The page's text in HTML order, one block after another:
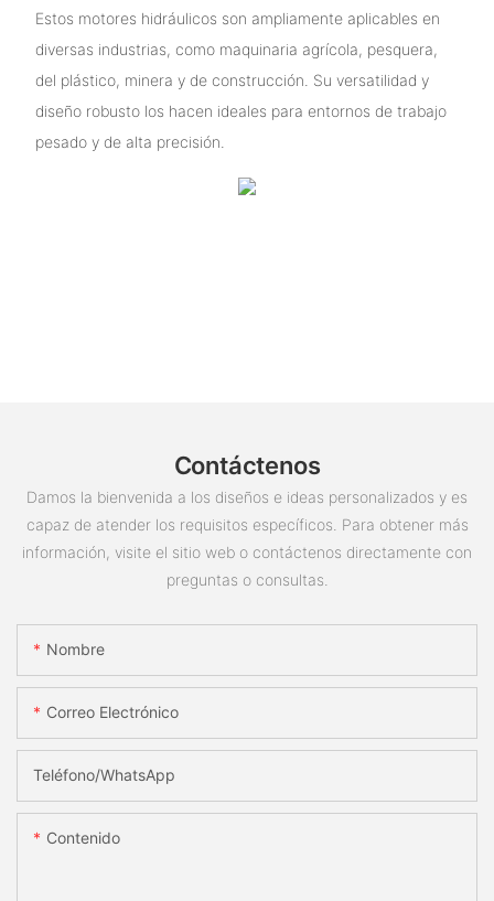
Estos motores hidráulicos son ampliamente aplicables en
diversas industrias, como maquinaria agrícola, pesquera,
del plástico, minera y de construcción. Su versatilidad y
diseño robusto los hacen ideales para entornos de trabajo
pesado y de alta precisión.
Contáctenos
Damos la bienvenida a los diseños e ideas personalizados y es
capaz de atender los requisitos específicos. Para obtener más
información, visite el sitio web o contáctenos directamente con
preguntas o consultas.
Nombre
Correo Electrónico
Teléfono/WhatsApp
Contenido